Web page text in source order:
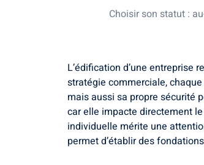
Choisir son statut :
L’édification d’une entreprise
stratégie commerciale,
mais aussi sa propre sécurité
car elle impacte directement
individuelle mérite une
permet d’établir des